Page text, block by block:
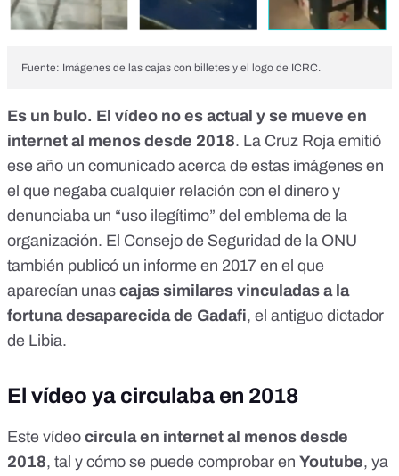
Fuente: Imágenes de las cajas con billetes y el logo de ICRC.
Es un bulo. El vídeo no es actual y se mueve en
internet al menos desde 2018. La Cruz Roja emitió
ese año un comunicado acerca de estas imágenes en
el que negaba cualquier relación con el dinero y
denunciaba un “uso ilegítimo” del emblema de la
organización. El Consejo de Seguridad de la ONU
también publicó un informe en 2017 en el que
aparecían unas cajas similares vinculadas a la
fortuna desaparecida de Gadafi, el antiguo dictador
de Libia.
El vídeo ya circulaba en 2018
Este vídeo circula en internet al menos desde
2018, tal y cómo se puede comprobar en Youtube, ya